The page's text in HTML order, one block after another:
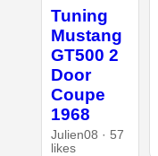
Tuning
Mustang
GT500 2
Door
Coupe
1968
Julien08 · 57
likes